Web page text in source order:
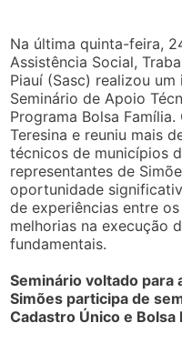
Na última quinta-feira,
Assistência Social,
Piauí (Sasc) realizou
Seminário de Apoio
Programa Bolsa
Teresina e reuniu mais
técnicos de municípios
representantes de
oportunidade
de experiências entre
melhorias na execução
fundamentais.
Seminário voltado para
Simões participa de
Cadastro Único e Bolsa